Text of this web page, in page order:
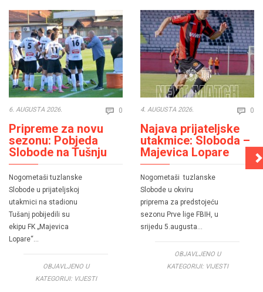
6. AUGUSTA 2026.  0 Comments
Pripreme za novu
sezonu: Pobjeda
Slobode na Tušnju
Nogometaši tuzlanske
Slobode u prijateljskoj
utakmici na stadionu
Tušanj pobijedili su
ekipu FK „Majevica
Lopare“…
OBJAVLJENO U
KATEGORIJI: VIJESTI
4. AUGUSTA 2026.  0
Najava prijateljske
utakmice: Sloboda –
Majevica Lopare
Nogometaši tuzlanske
Slobode u okviru
priprema za predstojeću
sezonu Prve lige FBIH, u
srijedu 5.augusta…
OBJAVLJENO U
KATEGORIJI: VIJESTI